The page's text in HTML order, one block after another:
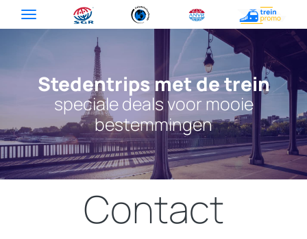
Stedentrips met de trein
speciale deals voor mooie
bestemmingen
Contact